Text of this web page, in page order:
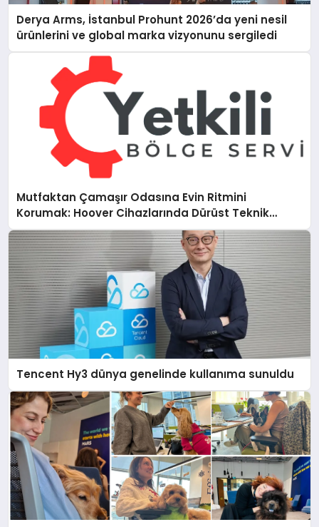
Derya Arms, İstanbul Prohunt 2026’da yeni nesil
ürünlerini ve global marka vizyonunu sergiledi
Mutfaktan Çamaşır Odasına Evin Ritmini
Korumak: Hoover Cihazlarında Dürüst Teknik
Destek Deneyimi
Tencent Hy3 dünya genelinde kullanıma sunuldu